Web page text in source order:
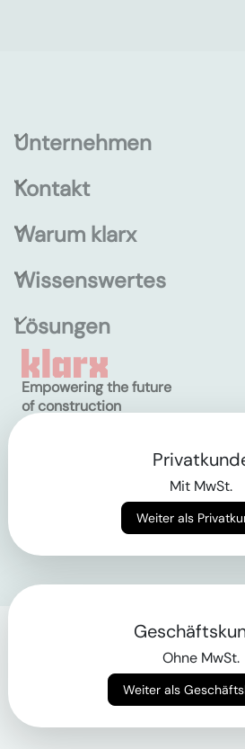
Unternehmen
Kontakt
Warum klarx
Wissenswertes
Lösungen
Empowering the future
of construction
Login
Mit MwSt.
Weiter als
Ohne MwSt.
Weiter als